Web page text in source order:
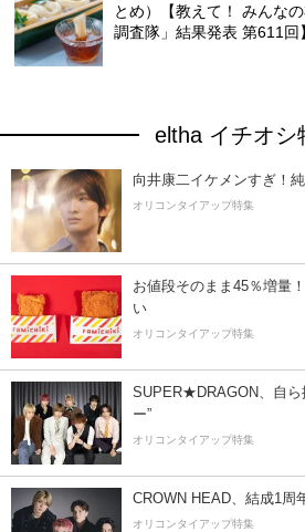
とめ）【教えて！ みんな
調査隊」結果発表 第611回
eltha イチオシ
向井康二イケメンすぎ！
オリコンタイアップ特集
お値段そのまま45％増量
い
オリコンタイアップ特集
SUPER★DRAGON、自ら
ー”
オリコンタイアップ特集
CROWN HEAD、結成1周
オリコンタイアップ特集